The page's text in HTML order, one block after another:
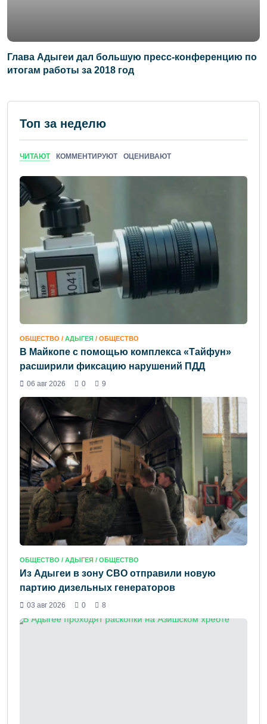
Глава Адыгеи дал большую пресс-конференцию по
итогам работы за 2018 год
Топ за неделю
ЧИТАЮТ КОММЕНТИРУЮТ ОЦЕНИВАЮТ
ОБЩЕСТВО / АДЫГЕЯ / ОБЩЕСТВО
В Майкопе с помощью комплекса «Тайфун»
расширили фиксацию нарушений ПДД
06 авг 2026 0 9
ОБЩЕСТВО / АДЫГЕЯ / ОБЩЕСТВО
Из Адыгеи в зону СВО отправили новую
партию дизельных генераторов
03 авг 2026 0 8